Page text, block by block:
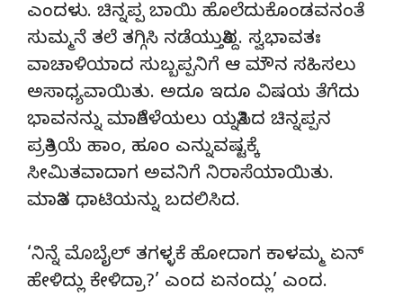
ಎಂದಳು. ಚಿನ್ನಪ್ಪ ಬಾಯಿ ಹೊಲೆದುಕೊಂಡವನಂತೆ
ಸುಮ್ಮನೆ ತಲೆ ತಗ್ಗಿಸಿ ನಡೆಯುತ್ತಿದ್ದ. ಸ್ವಭಾವತಃ
ವಾಚಾಳಿಯಾದ ಸುಬ್ಬಪ್ಪನಿಗೆ ಆ ಮೌನ ಸಹಿಸಲು
ಅಸಾಧ್ಯವಾಯಿತು. ಅದೂ ಇದೂ ವಿಷಯ ತೆಗೆದು
ಭಾವನನ್ನು ಮಾತಿಗೆಳೆಯಲು ಯತ್ನಿಸಿದ ಚಿನ್ನಪ್ಪನ
ಪ್ರತಿಕ್ರಿಯೆ ಹಾಂ, ಹೂಂ ಎನ್ನುವಷ್ಟಕ್ಕೆ
ಸೀಮಿತವಾದಾಗ ಅವನಿಗೆ ನಿರಾಸೆಯಾಯಿತು.
ಮಾತಿನ ಧಾಟಿಯನ್ನು ಬದಲಿಸಿದ.
‘ನಿನ್ನೆ ಮೊಬೈಲ್ ತಗಳ್ಳಕೆ ಹೋದಾಗ ಕಾಳಮ್ಮ ಏನ್
ಹೇಳಿದ್ಲು ಕೇಳಿದ್ರಾ?’ ಎಂದ ಏನಂದ್ಲು’ ಎಂದ.